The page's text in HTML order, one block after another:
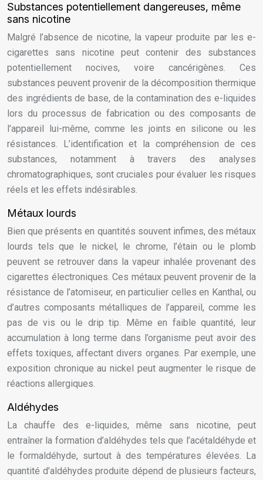
Substances potentiellement dangereuses, même
sans nicotine
Malgré l’absence de nicotine, la vapeur produite par les e-
cigarettes sans nicotine peut contenir des substances
potentiellement nocives, voire cancérigènes. Ces
substances peuvent provenir de la décomposition thermique
des ingrédients de base, de la contamination des e-liquides
lors du processus de fabrication ou des composants de
l’appareil lui-même, comme les joints en silicone ou les
résistances. L’identification et la compréhension de ces
substances, notamment à travers des analyses
chromatographiques, sont cruciales pour évaluer les risques
réels et les effets indésirables.
Métaux lourds
Bien que présents en quantités souvent infimes, des métaux
lourds tels que le nickel, le chrome, l’étain ou le plomb
peuvent se retrouver dans la vapeur inhalée provenant des
cigarettes électroniques. Ces métaux peuvent provenir de la
résistance de l’atomiseur, en particulier celles en Kanthal, ou
d’autres composants métalliques de l’appareil, comme les
pas de vis ou le drip tip. Même en faible quantité, leur
accumulation à long terme dans l’organisme peut avoir des
effets toxiques, affectant divers organes. Par exemple, une
exposition chronique au nickel peut augmenter le risque de
réactions allergiques.
Aldéhydes
La chauffe des e-liquides, même sans nicotine, peut
entraîner la formation d’aldéhydes tels que l’acétaldéhyde et
le formaldéhyde, surtout à des températures élevées. La
quantité d’aldéhydes produite dépend de plusieurs facteurs,